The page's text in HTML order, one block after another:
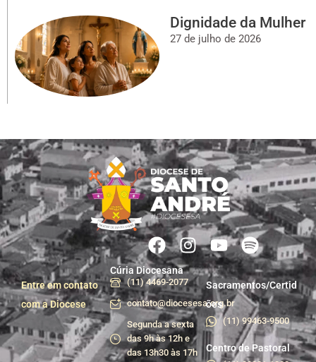
Dignidade da Mulher
27 de julho de 2026
Entre em contato
com a Diocese
Cúria Diocesana
(11) 4469-2077
contato@diocesesa.org.br
Segunda a sexta
das 9h às 12h e
das 13h30 às 17h
Sacramentos/Certid
ões
(11) 99463-9500
Centro de Pastoral